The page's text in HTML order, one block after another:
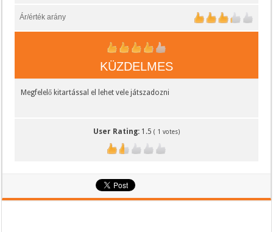
Ár/érték arány
KÜZDELMES
Megfelelő kitartással el lehet vele játszadozni
User Rating: 1.5 ( 1 votes)